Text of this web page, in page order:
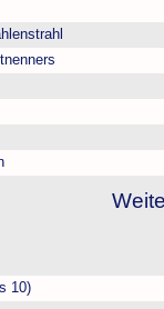
10)